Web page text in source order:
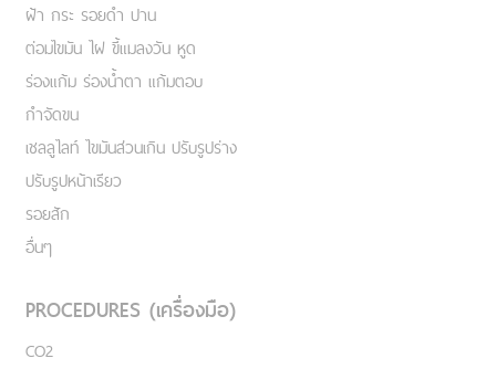
ฝ้า กระ รอยดำ ปาน
ต่อมไขมัน ไฝ ขี้แมลงวัน หูด
ร่องแก้ม ร่องน้ำตา แก้มตอบ
กำจัดขน
เชลลูไลท์ ไขมันส่วนเกิน ปรับรูปร่าง
ปรับรูปหน้าเรียว
รอยสัก
อื่นๆ
PROCEDURES (เครื่องมือ)
CO2